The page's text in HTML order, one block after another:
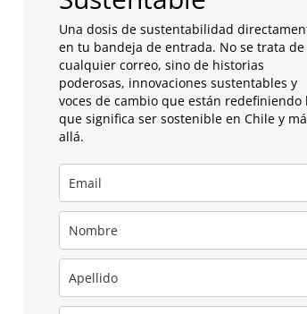
Una dosis de sustentabilidad
en tu bandeja de entrada. No se trata de
cualquier correo, sino de historias
poderosas, innovaciones sustentables y
voces de cambio que están redefiniendo
que significa ser sostenible en Chile y
allá.